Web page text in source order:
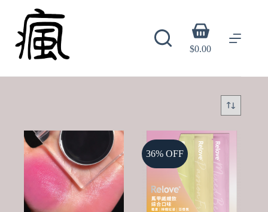
content
Shopping
cart
$0.00
36% OFF